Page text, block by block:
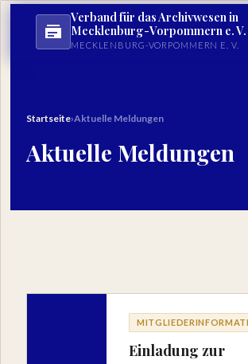
Verband für das Archivwesen in
Mecklenburg-Vorpommern e. V.
MECKLENBURG-VORPOMMERN E. V.
Startseite›Aktuelle Meldungen
Aktuelle Meldungen
Einladung zur